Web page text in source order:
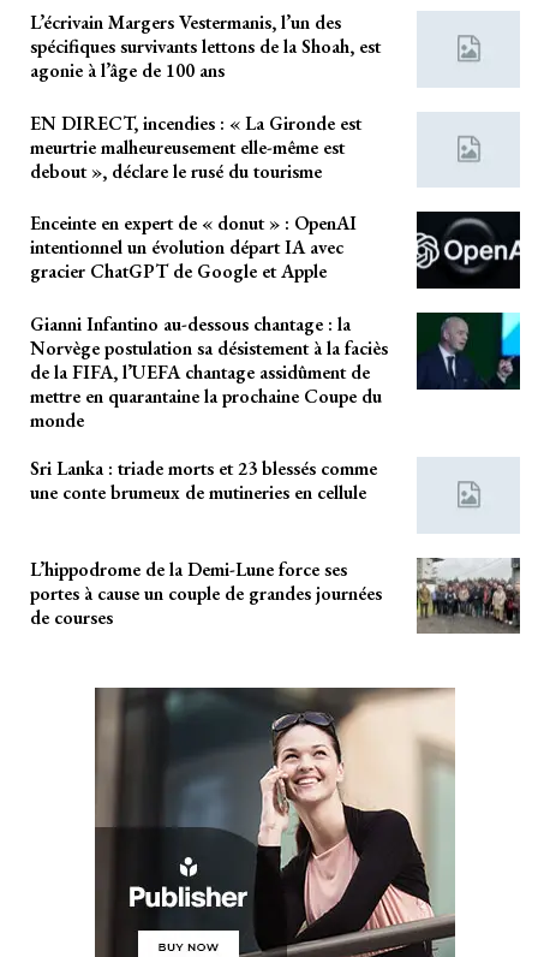
L’écrivain Margers Vestermanis, l’un des
spécifiques survivants lettons de la Shoah, est
agonie à l’âge de 100 ans
EN DIRECT, incendies : « La Gironde est
meurtrie malheureusement elle-même est
debout », déclare le rusé du tourisme
Enceinte en expert de « donut » : OpenAI
intentionnel un évolution départ IA avec
gracier ChatGPT de Google et Apple
Gianni Infantino au-dessous chantage : la
Norvège postulation sa désistement à la faciès
de la FIFA, l’UEFA chantage assidûment de
mettre en quarantaine la prochaine Coupe du
monde
Sri Lanka : triade morts et 23 blessés comme
une conte brumeux de mutineries en cellule
L’hippodrome de la Demi-Lune force ses
portes à cause un couple de grandes journées
de courses